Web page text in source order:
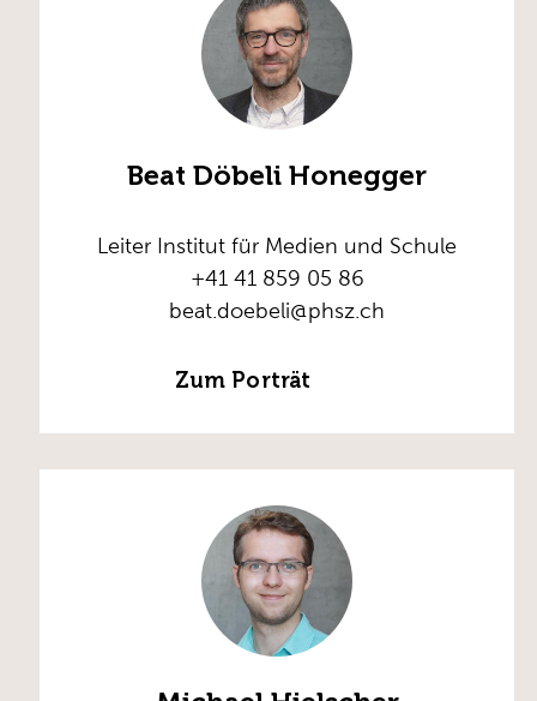
Beat Döbeli Honegger
Leiter Institut für Medien und Schule
+41 41 859 05 86
beat.doebeli@phsz.ch
Zum Porträt